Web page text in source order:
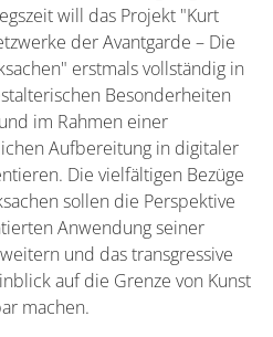
will das Projekt "Kurt
der Avantgarde – Die
erstmals vollständig in
Besonderheiten
im Rahmen einer
Aufbereitung in digitaler
Die vielfältigen Bezüge
sollen die Perspektive
Anwendung seiner
und das transgressive
auf die Grenze von Kunst
machen.